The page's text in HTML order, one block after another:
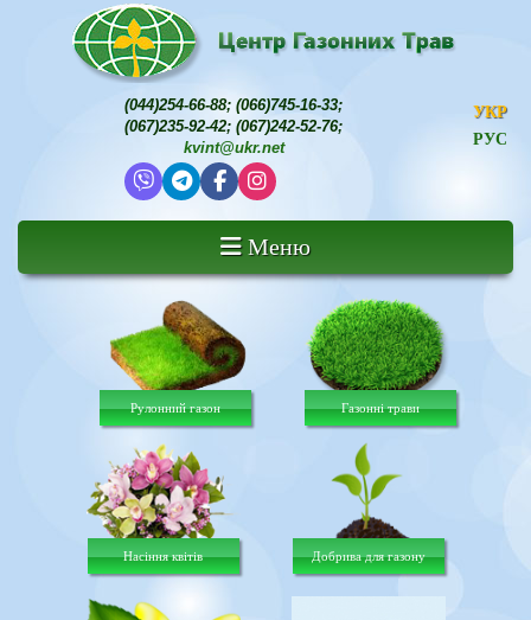
(044)254-66-88; (066)745-16-33;
(067)235-92-42; (067)242-52-76;
kvint@ukr.net
УКР
РУС
Меню
Рулонний газон Газонні трави
Насіння квітів Добрива для газону